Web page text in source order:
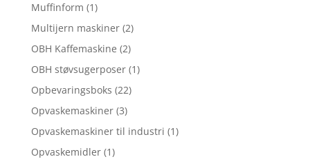
Muffinform (1)
Multijern maskiner (2)
OBH Kaffemaskine (2)
OBH støvsugerposer (1)
Opbevaringsboks (22)
Opvaskemaskiner (3)
Opvaskemaskiner til industri (1)
Opvaskemidler (1)